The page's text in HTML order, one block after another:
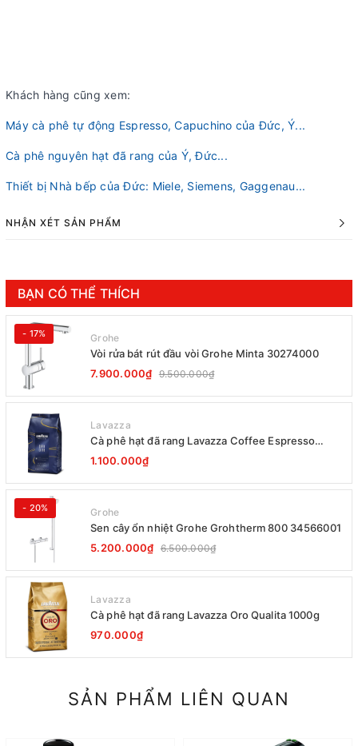
Khách hàng cũng xem:
Máy cà phê tự động Espresso, Capuchino của Đức, Ý...
Cà phê nguyên hạt đã rang của Ý, Đức...
Thiết bị Nhà bếp của Đức: Miele, Siemens, Gaggenau...
NHẬN XÉT SẢN PHẨM
BẠN CÓ THỂ THÍCH
- 17% Grohe
Vòi rửa bát rút đầu vòi Grohe Minta 30274000
7.900.000₫ 9.500.000₫
Lavazza
Cà phê hạt đã rang Lavazza Coffee Espresso
Super Crema 1000g Date 12-2027
1.100.000₫
- 20% Grohe
Sen cây ổn nhiệt Grohe Grohtherm 800 34566001
5.200.000₫ 6.500.000₫
Lavazza
Cà phê hạt đã rang Lavazza Oro Qualita 1000g
970.000₫
SẢN PHẨM LIÊN QUAN